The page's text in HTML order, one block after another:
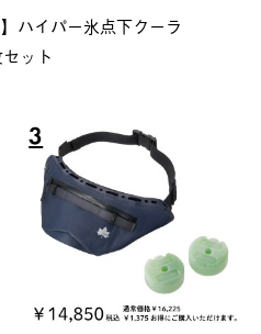
ハイパー氷点下クーラ
ット
3